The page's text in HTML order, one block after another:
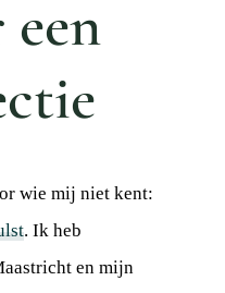
wie mij niet kent:
. Ik heb
en mijn